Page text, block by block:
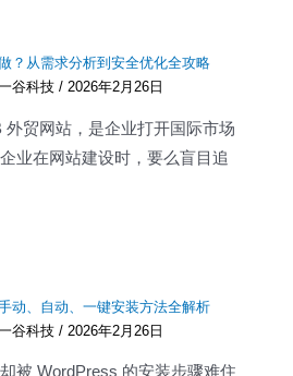
？从需求分析到安全优化全攻略
谷科技/2026年2月26日
外贸网站，是企业打开国际市场
业在网站建设时，要么盲目追
动、自动、一键安装方法全解析
谷科技/ 2026年2月26日
被 WordPress 的安装步骤难住